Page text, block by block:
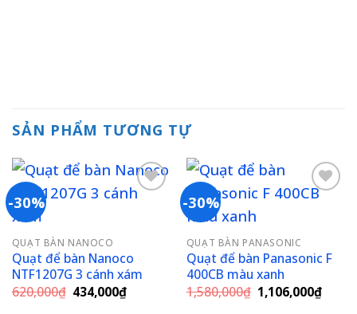
SẢN PHẨM TƯƠNG TỰ
-30%
QUẠT BÀN NANOCO
Quạt để bàn Nanoco
NTF1207G 3 cánh xám
620,000₫ Giá
434,000₫Giá
-30%
wishlist
QUẠT BÀN PANASONIC
Quạt để bàn Panasonic F
400CB màu xanh
1,580,000₫ Giá
gốc
1,106,000₫Giá